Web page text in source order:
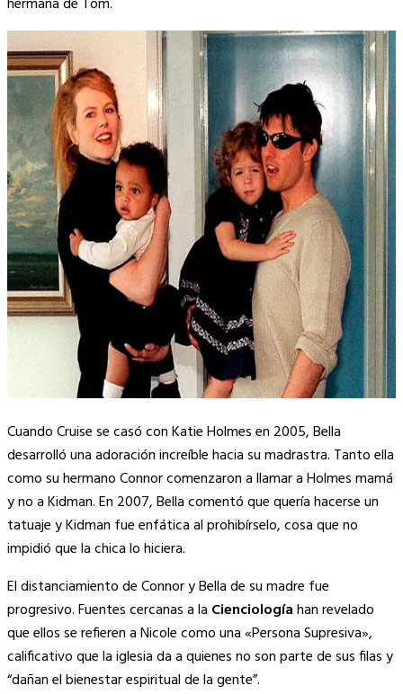
hermana de Tom.
Cuando Cruise se casó con Katie Holmes en 2005, Bella
desarrolló una adoración increíble hacia su madrastra. Tanto ella
como su hermano Connor comenzaron a llamar a Holmes mamá
y no a Kidman. En 2007, Bella comentó que quería hacerse un
tatuaje y Kidman fue enfática al prohibírselo, cosa que no
impidió que la chica lo hiciera.
El distanciamiento de Connor y Bella de su madre fue
progresivo. Fuentes cercanas a la Cienciologíahan revelado
que ellos se refieren a Nicole como una «Persona Supresiva»,
calificativo que la iglesia da a quienes no son parte de sus filas y
“dañan el bienestar espiritual de la gente”.